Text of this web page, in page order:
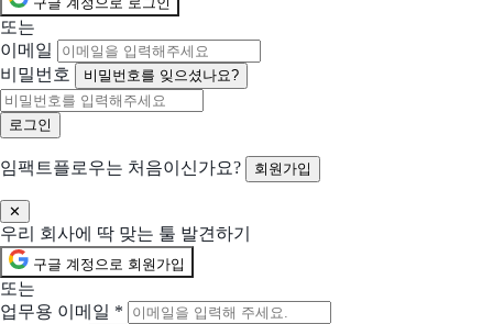
잡다 현재 선택
채용 올인원 솔루션
새로운 HR의 시작
선택한 업체들과 함께 비교 제안을 받아볼 수 있어요
시프티
또는
이메일
비밀번호
비밀번호를 잊으셨나요?
임팩트플로우는 처음이신가요? 회원가입
✕
우리 회사에 딱 맞는 툴 발견하기
구글 계정으로 회원가입
또는
업무용 이메일 *